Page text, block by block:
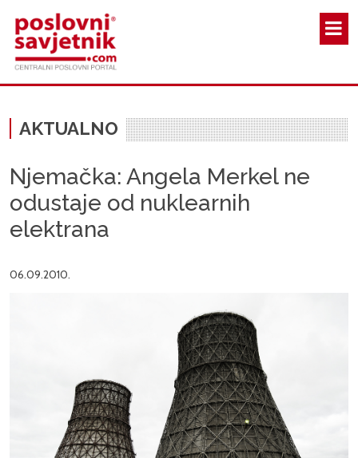
AKTUALNO
Njemačka: Angela Merkel ne
odustaje od nuklearnih
elektrana
06.09.2010.